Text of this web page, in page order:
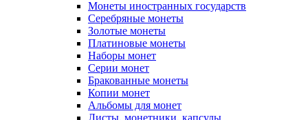
Монеты иностранных государств
Серебряные монеты
Золотые монеты
Платиновые монеты
Наборы монет
Серии монет
Бракованные монеты
Копии монет
Альбомы для монет
Листы, монетники, капсулы